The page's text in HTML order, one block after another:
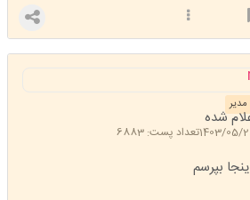
مدیر
تعداد پست: 6883
شده
بپرسم